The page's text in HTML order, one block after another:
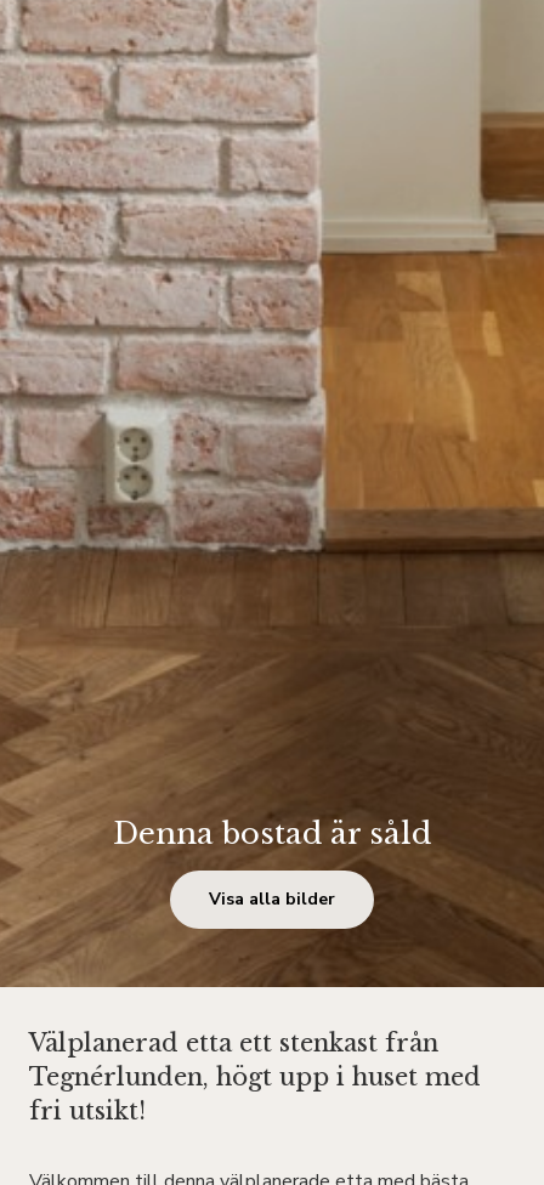
Denna bostad är såld
Visa alla bilder
Välplanerad etta ett stenkast från
Tegnérlunden, högt upp i huset med
fri utsikt!